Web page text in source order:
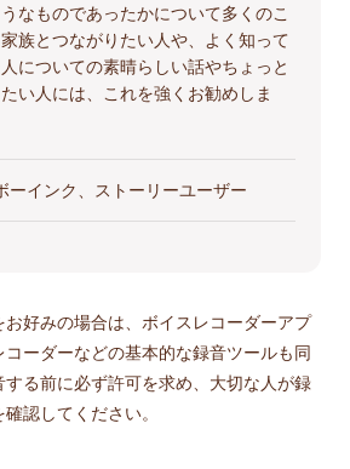
なものであったかについて多くのこ
族とつながりたい人や、よく知って
についての素晴らしい話やちょっと
い人には、これを強くお勧めしま
ーインク、ストーリーユーザー
好みの場合は、ボイスレコーダーアプ
コーダーなどの基本的な録音ツールも同
る前に必ず許可を求め、大切な人が録
認してください。